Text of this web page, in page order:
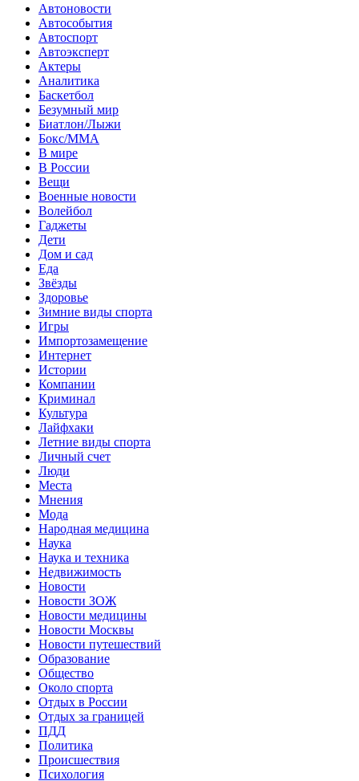
Автоновости
Автособытия
Автоспорт
Автоэксперт
Актеры
Аналитика
Баскетбол
Безумный мир
Биатлон/Лыжи
Бокс/MMA
В мире
В России
Вещи
Военные новости
Волейбол
Гаджеты
Дети
Дом и сад
Еда
Звёзды
Здоровье
Зимние виды спорта
Игры
Импортозамещение
Интернет
Истории
Компании
Криминал
Культура
Лайфхаки
Летние виды спорта
Личный счет
Люди
Места
Мнения
Мода
Народная медицина
Наука
Наука и техника
Недвижимость
Новости
Новости ЗОЖ
Новости медицины
Новости Москвы
Новости путешествий
Образование
Общество
Около спорта
Отдых в России
Отдых за границей
ПДД
Политика
Происшествия
Психология